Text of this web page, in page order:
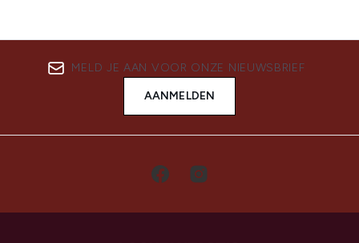
MELD JE AAN VOOR ONZE NIEUWSBRIEF
AANMELDEN